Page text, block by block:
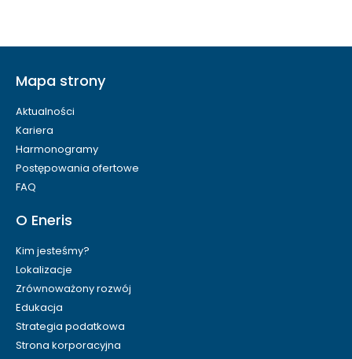
Mapa strony
Aktualności
Kariera
Harmonogramy
Postępowania ofertowe
FAQ
O Eneris
Kim jesteśmy?
Lokalizacje
Zrównoważony rozwój
Edukacja
Strategia podatkowa
Strona korporacyjna